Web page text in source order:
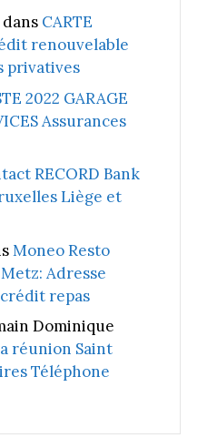
dans CARTE
renouvelable
privatives
2022 GARAGE
Assurances
RECORD Bank
Liège et
Moneo Resto
Adresse
repas
Dominique
réunion Saint
Téléphone